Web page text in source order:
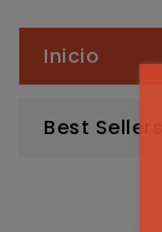
Inicio
Best Sellers